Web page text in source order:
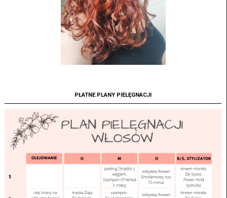
PŁATNE PLANY PIELĘGNACJI